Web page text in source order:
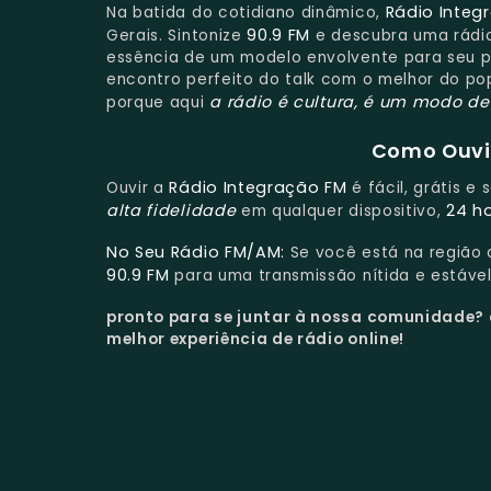
Na batida do cotidiano dinâmico, Rádio
Gerais. Sintonize90.9 FM e descubra uma
essência de um modelo envolvente para
encontro perfeito do talk com o melhor do
porque aqui a rádio é cultura, é um modo
Como
Ouvir aRádio Integração FM é fácil, grátis e
alta fidelidadeem qualquer dispositivo,24
No Seu Rádio FM/AM: Se você está na região
90.9 FM para uma transmissão nítida e
pronto para se juntar à nossa comunidade?
melhor experiência de rádio online!